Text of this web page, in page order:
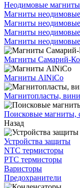
Неодимовые
Магниты
Магниты
Магниты
Магниты
Магниты Самарий-
Магниты AlNiCo
Магнитопласты,
Поисковые магниты,
Назад
Устройства защиты
NTC термисторы
PTC термисторы
Варисторы
Предохранители